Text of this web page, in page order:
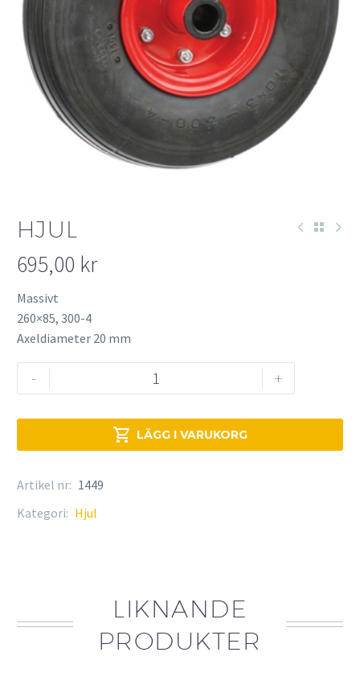
HJUL
695,00 kr
Massivt
260×85, 300-4
Axeldiameter 20 mm
-
mängd
+
 LÄGG I VARUKORG
Artikel nr: 1449
Kategori: Hjul
LIKNANDE
PRODUKTER